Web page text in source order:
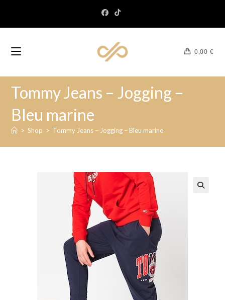
0,00 €
Tommy Jeans – Jogging –
Bleu marine
> Shop > Tommy Jeans – Jogging – Bleu marine